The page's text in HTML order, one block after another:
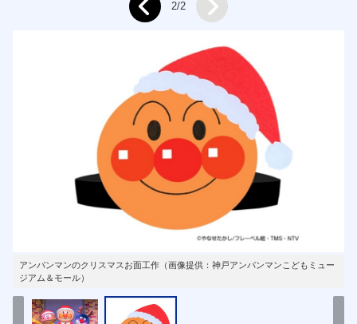
アンパンマンのクリスマスお面工作（画像提供：神戸アンパンマンこどもミュー
ジアム＆モール）
Prev 2/2